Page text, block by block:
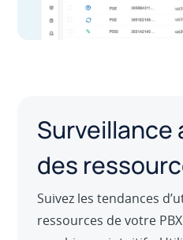
Surveillance
des
Suivez les tendances
ressources de votre